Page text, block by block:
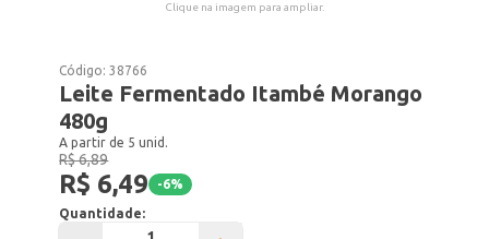
Clique na imagem para ampliar.
Código:38766
Leite Fermentado Itambé Morango
480g
A partir de 5 unid.
R$ 6,89
R$ 6,49 -6%
Quantidade: